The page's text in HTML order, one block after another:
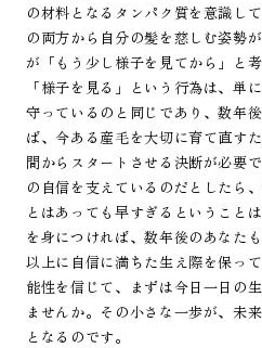
の材料となるタンパク質を意識し
の両方から自分の髪を慈しむ姿勢
が「もう少し様子を見てから」と
「様子を見る」という行為は、単
守っているのと同じであり、数年
ば、今ある産毛を大切に育て直す
間からスタートさせる決断が必要
の自信を支えているのだとしたら
とはあっても早すぎるということ
を身につければ、数年後のあなた
以上に自信に満ちた生え際を保っ
能性を信じて、まずは今日一日の
ませんか。その小さな一歩が、未
となるのです。